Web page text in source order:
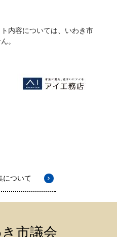
内容については、いわき市
。
について
市議会